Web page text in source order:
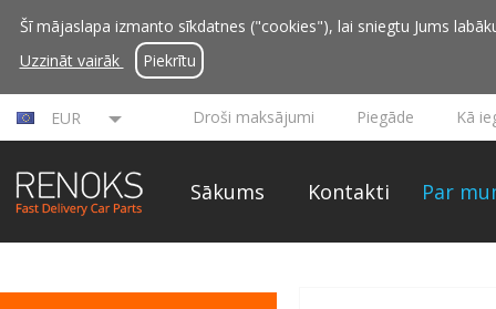
Šī mājaslapa izmanto sīkdatnes ("cookies"), lai sniegtu Jums
Uzzināt vairāk
Piekrītu
EUR Droši maksājumi Piegāde Kā
Sākums Kontakti Par